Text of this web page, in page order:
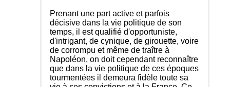
Prenant une part active et parfois
décisive dans la vie politique de son
temps, il est qualifié d'opportuniste,
d'intrigant, de cynique, de girouette, voire
de corrompu et même de traître à
Napoléon, on doit cependant reconnaître
que dans la vie politique de ces époques
tourmentées il demeura fidèle toute sa